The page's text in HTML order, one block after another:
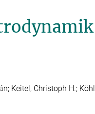
Keitel, Christoph H.;